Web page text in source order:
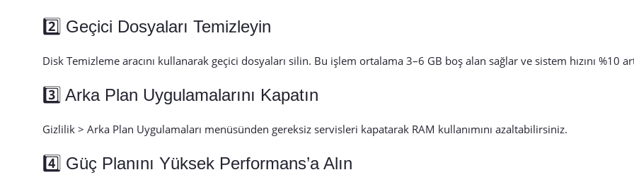
2️⃣ Geçici Dosyaları Temizleyin
Disk Temizleme aracını kullanarak geçici dosyaları silin. Bu işlem ortalama 3–6 GB boş alan sağlar ve sistem hızını %10
3️⃣ Arka Plan Uygulamalarını Kapatın
Gizlilik > Arka Plan Uygulamaları menüsünden gereksiz servisleri kapatarak RAM kullanımını azaltabilirsiniz.
4️⃣ Güç Planını Yüksek Performans’a Alın